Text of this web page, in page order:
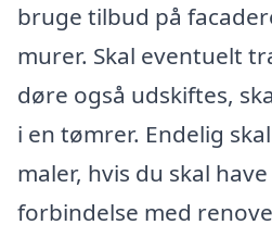
bruge tilbud på
murer. Skal eventuelt
døre også udskiftes,
i en tømrer. Endelig
maler, hvis du skal
forbindelse med